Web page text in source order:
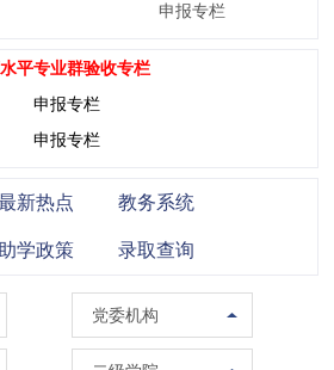
申报专栏
平专业群验收专栏
申报专栏
申报专栏
新热点
助学政策
教务系统
录取查询
党委机构
党委组织部（党校）
党委宣传部（普法办公室）